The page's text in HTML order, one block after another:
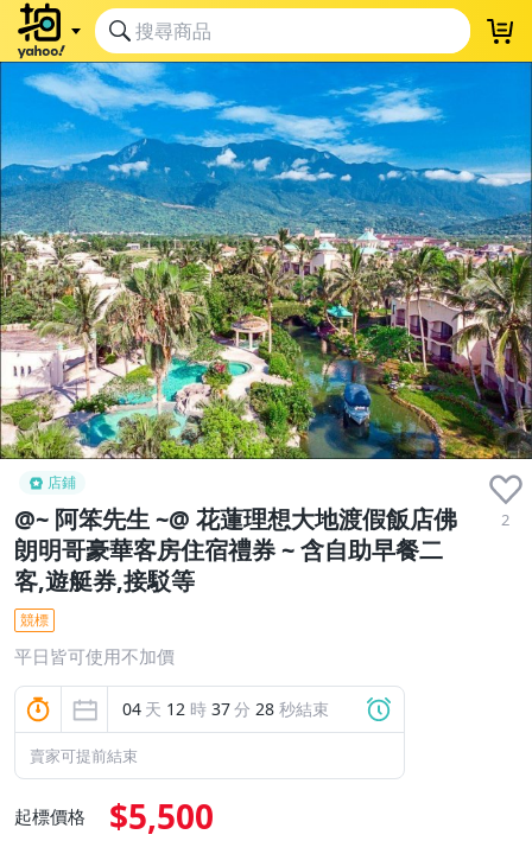
店鋪
@~ 阿笨先生 ~@ 花蓮理想大地渡假飯店佛
朗明哥豪華客房住宿禮券 ~ 含自助早餐二
客,遊艇券,接駁等
2
競標
平日皆可使用不加價
04 天 12 時 37分 28 秒結束
賣家可提前結束
起標價格 $5,500